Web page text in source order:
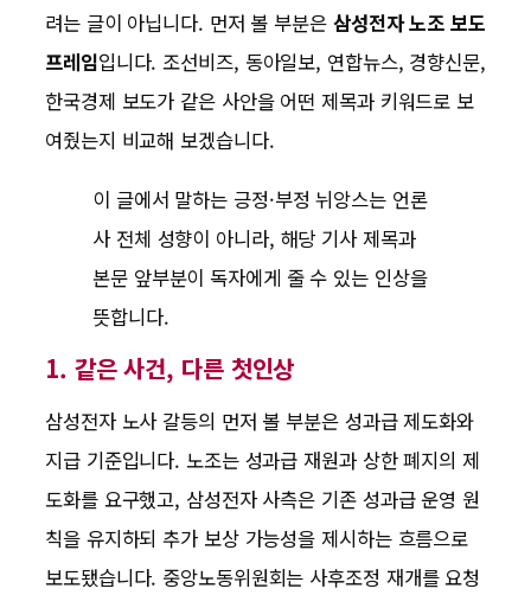
려는 글이 아닙니다. 먼저 볼 부분은 삼성전자 노조 보도
프레임입니다. 조선비즈, 동아일보, 연합뉴스, 경향신문,
한국경제 보도가 같은 사안을 어떤 제목과 키워드로 보
여줬는지 비교해 보겠습니다.
이 글에서 말하는 긍정·부정 뉘앙스는 언론
사 전체 성향이 아니라, 해당 기사 제목과
본문 앞부분이 독자에게 줄 수 있는 인상을
뜻합니다.
1. 같은 사건, 다른 첫인상
삼성전자 노사 갈등의 먼저 볼 부분은 성과급 제도화와
지급 기준입니다. 노조는 성과급 재원과 상한 폐지의 제
도화를 요구했고, 삼성전자 사측은 기존 성과급 운영 원
칙을 유지하되 추가 보상 가능성을 제시하는 흐름으로
보도됐습니다. 중앙노동위원회는 사후조정 재개를 요청